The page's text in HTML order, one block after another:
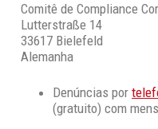
Comitê de Compliance
Lutterstraße 14
33617 Bielefeld
Alemanha
Denúncias por
(gratuito) com